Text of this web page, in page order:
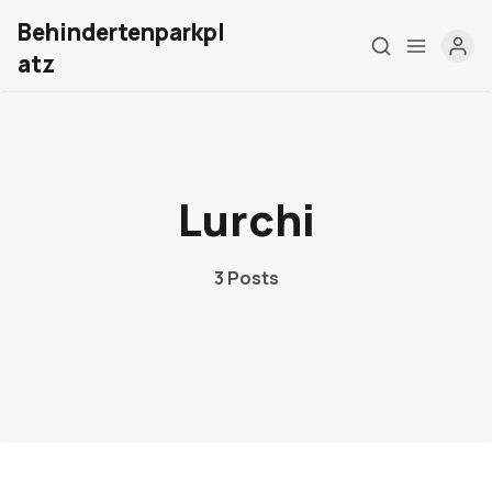
Über mich
Behindertenparkpl
atz
Lurchi
3 Posts